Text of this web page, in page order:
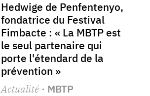
Hedwige de Penfentenyo,
fondatrice du Festival
Fimbacte : « La MBTP est
le seul partenaire qui
porte l'étendard de la
prévention »
Actualité· MBTP